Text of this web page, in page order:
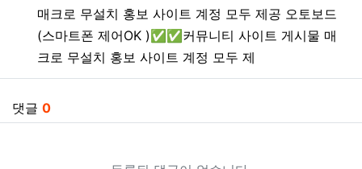
매크로 무설치 홍보 사이트 계정 모두 제공 오토보드
(스마트폰 제어OK )✅✅커뮤니티 사이트 게시물 매
크로 무설치 홍보 사이트 계정 모두 제
댓글 0